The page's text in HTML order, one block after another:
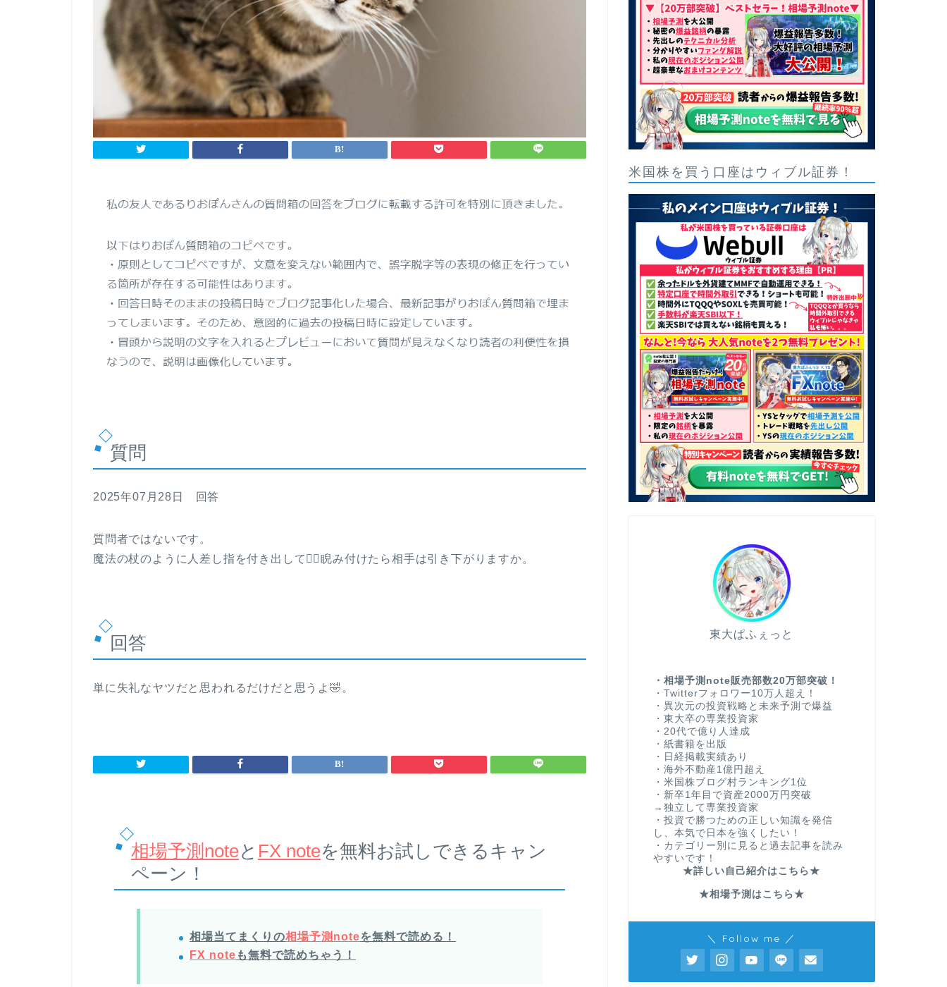
質問
2025年07月28日 回答
質問者ではないです。
魔法の杖のように人差し指を付き出して🧙‍♂️睨み付けたら相手は引き下がりますか。
回答
単に失礼なヤツだと思われるだけだと思うよ🤣。
相場予測noteと FX noteを無料お試しできるキャン
ペーン！
相場当てまくりの相場予測noteを無料で読める！
FX note も無料で読めちゃう！
米国株を買う口座はウィブル証券！
東大ぱふぇっと
・相場予測note販売部数20万部突破！
・Twitterフォロワー10万人超え！
・異次元の投資戦略と未来予測で爆益
・東大卒の専業投資家
・20代で億り人達成
・紙書籍を出版
・日経掲載実績あり
・海外不動産1億円超え
・米国株ブログ村ランキング1位
・新卒1年目で資産2000万円突破
→独立して専業投資家
・投資で勝つための正しい知識を発信
し、本気で日本を強くしたい！
・カテゴリー別に見ると過去記事を読み
やすいです！
★詳しい自己紹介はこちら★
★相場予測はこちら★
＼ Follow me ／